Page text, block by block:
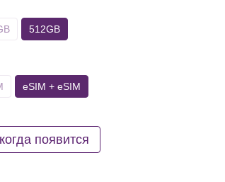
512GB
eSIM + eSIM
появится